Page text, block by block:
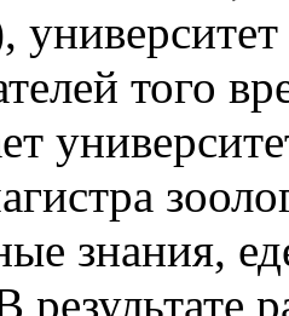
того
знания,
результате